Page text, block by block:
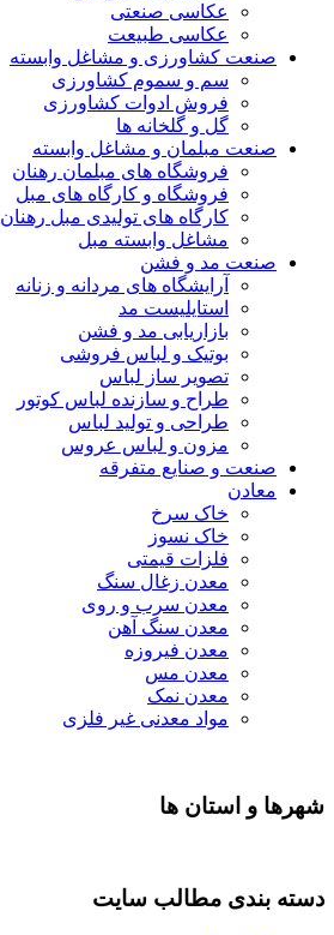
عکاسی صنعتی
عکاسی طبیعت
صنعت کشاورزی و مشاغل وابسته
سم و سموم کشاورزی
فروش ادوات کشاورزی
گل و گلخانه ها
صنعت مبلمان و مشاغل وابسته
فروشگاه های مبلمان رهنان
فروشگاه و کارگاه های مبل
کارگاه های تولیدی مبل رهنان
مشاغل وابسته مبل
صنعت مد و فشن
آرایشگاه های مردانه و زنانه
استایلیست مد
بازاریابی مد و فشن
بوتیک و لباس فروشی
تصویر ساز لباس
طراح و سازنده لباس کوتور
طراحی و تولید لباس
مزون و لباس عروس
صنعت و صنایع متفرقه
معادن
خاک سرخ
خاک نسوز
فلزات قیمتی
معدن زغال سنگ
معدن سرب و روی
معدن سنگ آهن
معدن فیروزه
معدن مس
معدن نمک
مواد معدنی غیر فلزی
شهرها و استان ها
دسته بندی مطالب سایت